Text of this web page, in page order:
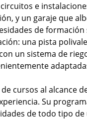
e
y un garaje que
de
una pista
un sistema de
cursos al alcance
Su
de todo tipo